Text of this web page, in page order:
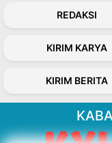
REDAKSI
KIRIM KARYA
KIRIM BERITA